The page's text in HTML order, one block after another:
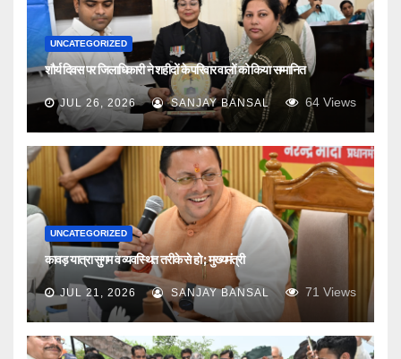
UNCATEGORIZED
शौर्य दिवस पर जिलाधिकारी ने शहीदों के परिवार वालों को किया सम्मानित
JUL 26, 2026 SANJAY BANSAL 64 Views
UNCATEGORIZED
कावड़ यात्रा सुगम व व्यवस्थित तरीके से हो ; मुख्यमंत्री
JUL 21, 2026 SANJAY BANSAL 71 Views